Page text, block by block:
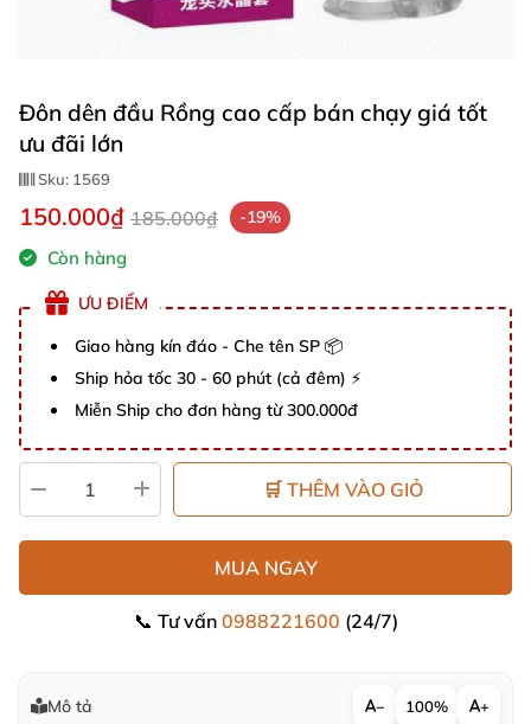
Đôn dên đầu Rồng cao cấp bán chạy giá tốt
ưu đãi lớn
Sku: 1569
150.000₫ 185.000₫ -19%
Còn hàng
ƯU ĐIỂM
Giao hàng kín đáo - Che tên SP 📦
Ship hỏa tốc 30 - 60 phút (cả đêm) ⚡
Miễn Ship cho đơn hàng từ 300.000đ
🛒 THÊM VÀO GIỎ
MUA NGAY
📞 Tư vấn 0988221600 (24/7)
Mô tả − 100% +